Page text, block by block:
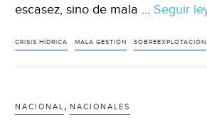
escasez, sino de mala … Seguir
CRISIS HÍDRICA MALA GESTIÓN SOBREEXPLOTACIÓN
NACIONAL ,NACIONALES